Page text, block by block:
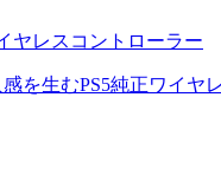
ヤレスコントローラー
を生むPS5純正ワイヤ